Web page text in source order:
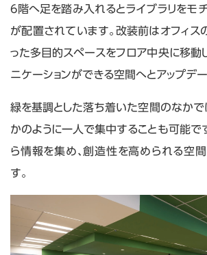
6階へ足を踏み入れるとライブラリをモ
が配置されています。改装前はオフィス
った多目的スペースをフロア中央に移動
ニケーションができる空間へとアップデー
緑を基調とした落ち着いた空間のなかで
かのように一人で集中することも可能で
ら情報を集め、創造性を高められる空
す。